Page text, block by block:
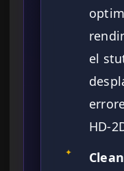
el
HD-
✦